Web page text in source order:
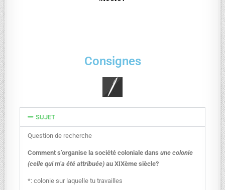
Consignes
SUJET
Question de recherche
Comment s’organise la société coloniale dansune colonie
(celle qui m’a été attribuée) au XIXème siècle?
*: colonie sur laquelle tu travailles